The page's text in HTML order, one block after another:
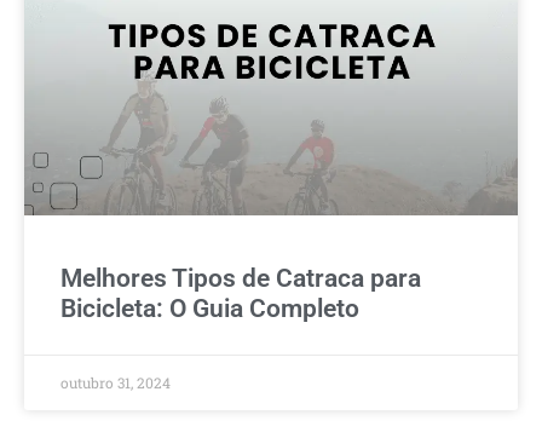
Melhores Tipos de Catraca para
Bicicleta: O Guia Completo
outubro 31, 2024